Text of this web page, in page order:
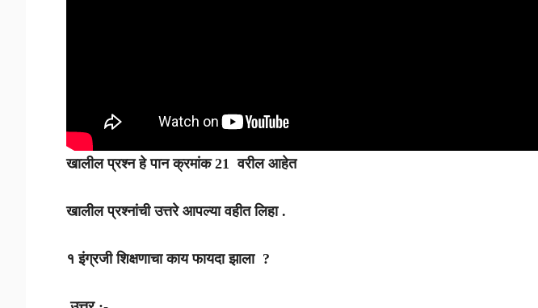
खालील प्रश्न हे पान क्रमांक 21 वरील आहेत
खालील प्रश्नांची उत्तरे आपल्या वहीत लिहा .
१ इंग्रजी शिक्षणाचा काय फायदा झाला ?